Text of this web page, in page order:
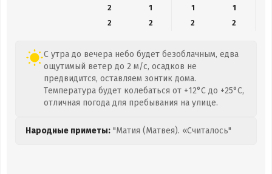
2
1 1
1
2
2 2 2
С утра до вечера небо будет безоблачным, едва
ощутимый ветер до 2 м/с, осадков не
предвидится, оставляем зонтик дома.
Температура будет колебаться от +12°C до +25°C,
отличная погода для пребывания на улице.
Народные приметы: "Матия (Матвея). «Считалось"